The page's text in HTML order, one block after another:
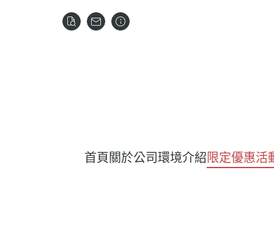
首頁 關於公司環境介紹 限定優惠活